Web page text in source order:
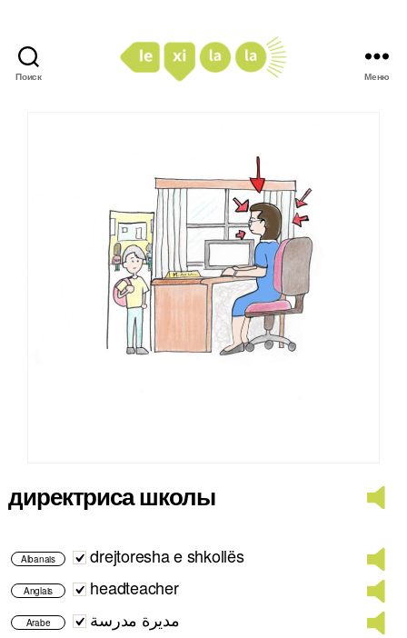
Поиск Меню
директриса школы
Albanais drejtoresha e shkollës
Anglais headteacher
Arabe مديرة مدرسة